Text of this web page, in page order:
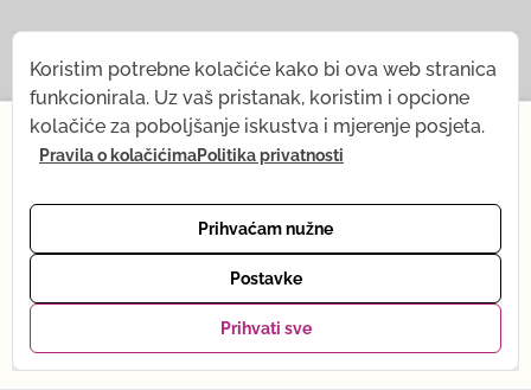
© 2021 — 2026Tena Rebernjak.
Od 1. jula, nakratko mijenjam svoj ritam — dolazi mi
podrška putem e-pošte. Šta se privremeno mijenja:
ritmu u oktobru. Hvala na razumijevanju — vidimo se
uskoro, uživo ili putem snimka. Tena :)
Koristim potrebne kolačiće kako bi ova web stranica
funkcionirala. Uz vaš pristanak, koristim i opcione
kolačiće za poboljšanje iskustva i mjerenje posjeta.
Pravila o kolačićimaPolitika privatnosti
Prihvaćam nužne
Postavke
Prihvati sve